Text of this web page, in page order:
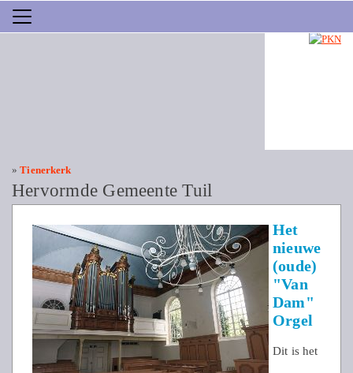
»Tienerkerk
Hervormde Gemeente Tuil
Het
nieuwe
(oude)
"Van
Dam"
Orgel
Dit is het